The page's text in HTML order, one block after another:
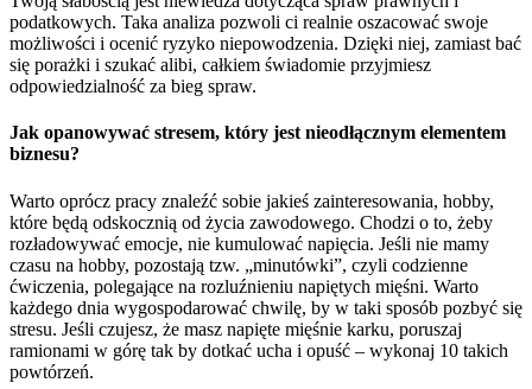
podatkowych. Taka analiza pozwoli ci realnie oszacować swoje
możliwości i ocenić ryzyko niepowodzenia. Dzięki niej, zamiast bać
się porażki i szukać alibi, całkiem świadomie przyjmiesz
odpowiedzialność za bieg spraw.
Jak opanowywać stresem, który jest nieodłącznym elementem
biznesu?
Warto oprócz pracy znaleźć sobie jakieś zainteresowania, hobby,
które będą odskocznią od życia zawodowego. Chodzi o to, żeby
rozładowywać emocje, nie kumulować napięcia. Jeśli nie mamy
czasu na hobby, pozostają tzw. „minutówki”, czyli codzienne
ćwiczenia, polegające na rozluźnieniu napiętych mięśni. Warto
każdego dnia wygospodarować chwilę, by w taki sposób pozbyć się
stresu. Jeśli czujesz, że masz napięte mięśnie karku, poruszaj
ramionami w górę tak by dotkać ucha i opuść – wykonaj 10 takich
powtórzeń.